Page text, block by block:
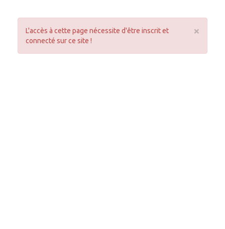
×
L'accès à cette page nécessite d'être inscrit et
connecté sur ce site !